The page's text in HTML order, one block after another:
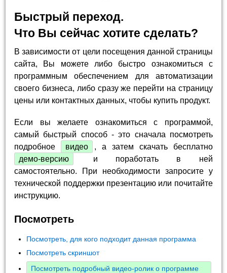
Быстрый переход.
Что Вы сейчас хотите сделать?
В зависимости от цели посещения данной страницы
сайта, Вы можете либо быстро ознакомиться с
программным обеспечением для автоматизации
своего бизнеса, либо сразу же перейти на страницу
цены или контактных данных, чтобы купить продукт.
Если вы желаете ознакомиться с программой,
самый быстрый способ - это сначала посмотреть
подробное
видео
, а затем скачать бесплатно
демо-версию
и поработать в ней
самостоятельно. При необходимости запросите у
технической поддержки презентацию или почитайте
инструкцию.
Посмотреть
Посмотреть, для кого подходит данная программа
Посмотреть скриншот
Посмотреть подробный видео-ролик о программе